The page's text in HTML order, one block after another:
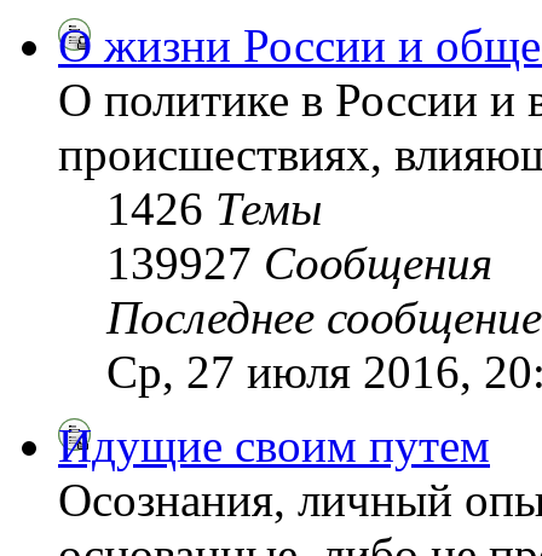
О жизни России и
О политике в России и
происшествиях,
1426 Темы
139927 Сообщения
Последнее сообщение
Ср, 27 июля 2016,
Идущие своим путем
Осознания, личный